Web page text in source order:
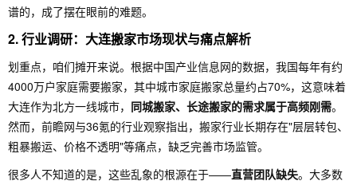
谱的，成了摆在眼前的难题。
2. 行业调研：大连搬家市场现状与痛点解析
划重点，咱们摊开来说。根据中国产业信息网的数据，我国每年有约
4000万户家庭需要搬家，其中城市家庭搬家总量约占70%，这意味着
大连作为北方一线城市， 同城搬家、长途搬家的需求属于高频刚需。
然而，前瞻网与36氪的行业观察指出，搬家行业长期存在"层层转包、
粗暴搬运、价格不透明"等痛点，缺乏完善市场监管。
很多人不知道的是，这些乱象的根源在于——直营团队缺失。大多数